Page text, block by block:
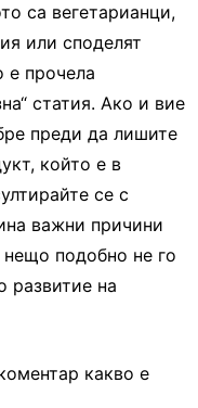
са вегетарианци,
или споделят
е прочела
статия. Ако и вие
преди да лишите
който е в
се с
важни причини
подобно не го
развитие на
какво е